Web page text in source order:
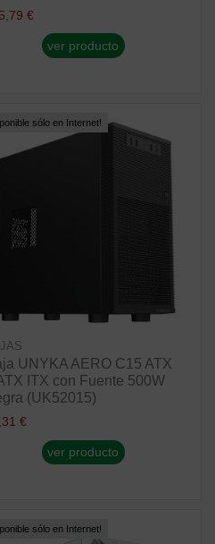
€
ver producto
sólo en Internet!
UNYKA AERO C15 ATX
ITX con Fuente 500W
(UK52015)
€
ver producto
sólo en Internet!